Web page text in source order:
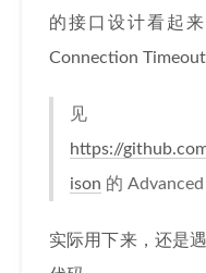
的接口设计看起
Connection Timeout
见
https://
ison 的
实际用下来，还是